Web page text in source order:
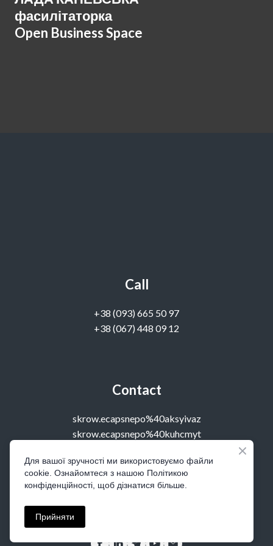
фасилітаторка
Open Business Space
Call
‭+38 (093) 665 50 97‬
+38 (067) 448 09 12
Contact
skrow.ecapsnepo%40aksyivaz
skrow.ecapsnepo%40kuhcmyt
Visit
office 14, Kostolna 4, Kyiv, Ukraine
Для вашої зручності ми використовуємо файли
cookie. Ознайомтеся з нашою Політикою
конфіденційності, щоб дізнатися більше.
Прийняти